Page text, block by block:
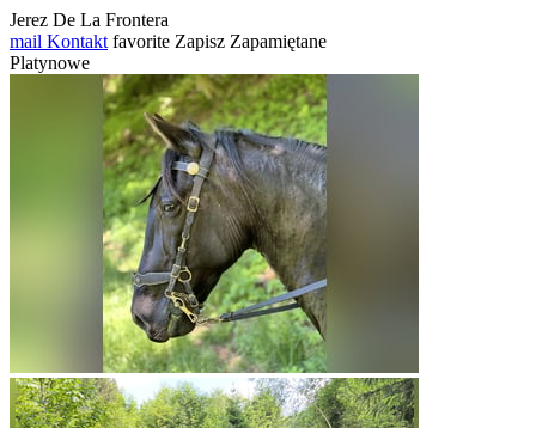
Jerez De La Frontera
mail Kontakt favorite Zapisz Zapamiętane
Platynowe